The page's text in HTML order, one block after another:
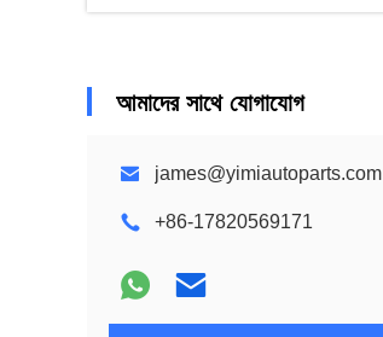
আমাদের সাথে যোগাযোগ
james@yimiautoparts.com
+86-17820569171